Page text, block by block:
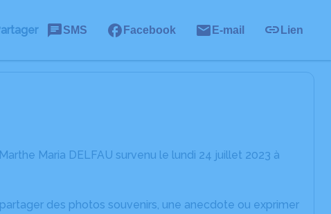
SMS Facebook E-mail Lien
Maria DELFAU survenu le lundi 24 juillet 2023 à
des photos souvenirs, une anecdote ou exprimer